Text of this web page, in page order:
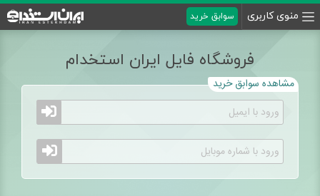
منوی کاربری سوابق خرید
فروشگاه فایل ایران استخدام
مشاهده سوابق خرید